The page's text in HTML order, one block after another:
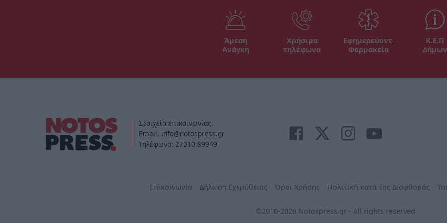
Άμεση
Ανάγκη
Χρήσιμα
τηλέφωνα
Εφημερεύοντα
Φαρμακεία
Κ.Ε.Π
Δήμων
Στοιχεία επικοινωνίας:
Email. info@notospress.gr
Τηλέφωνο: 27310.89949
Επικοινωνία Δήλωση Εχεμύθειας Όροι Χρήσης Πολιτική κατά της Διαφθοράς
©2010-2026 Notospress.gr - All rights reserved